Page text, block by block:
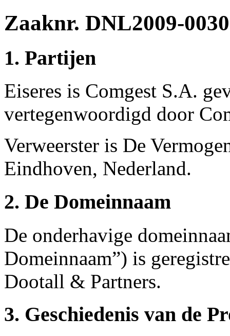
Zaaknr. DNL2009-0030
1. Partijen
Eiseres is Comgest S.A.
vertegenwoordigd door
Verweerster is De
Eindhoven, Nederland.
2. De Domeinnaam
De onderhavige
Domeinnaam”) is
Dootall & Partners.
3. Geschiedenis van de